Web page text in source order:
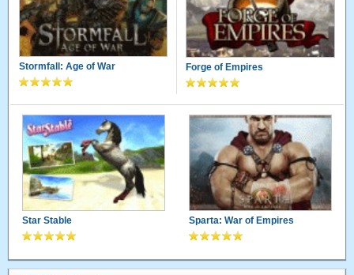
Stormfall: Age of War Forge of Empires
Star Stable Sparta: War of Empires